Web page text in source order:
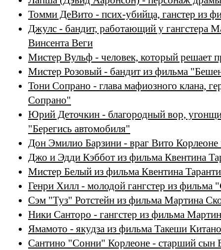
Томми ДеВито - псих-убийца, ганстер из
Джулс - бандит, работающий у гангстера
Винсента Веги
Мистер Вульф - человек, который решает
Мистер Розовый - бандит из фильма
Тони Сопрано - глава мафиозного клана,
Сопрано"
Юрий Деточкин - благородный вор,
"Берегись автомобиля"
Дон Эмилио Барзини - враг Вито
Джо и Эдди Кэббот из фильма Квентина
Мистер Белый из фильма Квентина
Генри Хилл - молодой гангстер из фильма
Сэм "Туз" Ротстейн из фильма Мартина
Ники Санторо - гангстер из фильма
Ямамото - якудза из фильма Такеши
Сантино "Сонни" Корлеоне - старший сын